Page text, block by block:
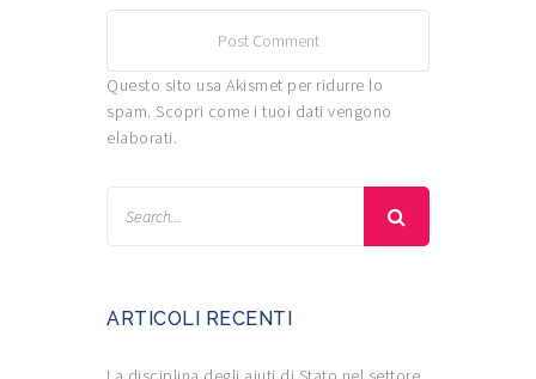
Questo sito usa Akismet per ridurre lo
spam. Scopri come i tuoi dati vengono
elaborati.
ARTICOLI RECENTI